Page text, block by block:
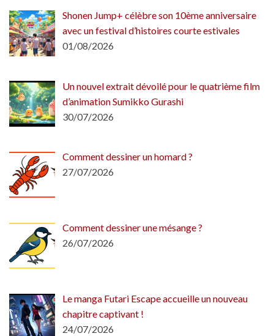
Shonen Jump+ célèbre son 10ème anniversaire
avec un festival d’histoires courte estivales
01/08/2026
Un nouvel extrait dévoilé pour le quatrième film
d’animation Sumikko Gurashi
30/07/2026
Comment dessiner un homard ?
27/07/2026
Comment dessiner une mésange ?
26/07/2026
Le manga Futari Escape accueille un nouveau
chapitre captivant !
24/07/2026